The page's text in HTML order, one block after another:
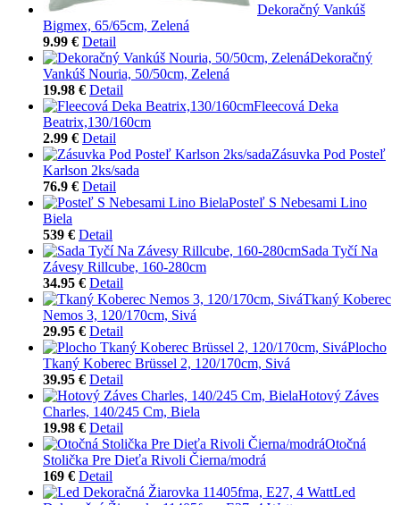
Dekoračný Vankúš
Bigmex, 65/65cm, Zelená
9.99 € Detail
Dekoračný
Vankúš Nouria, 50/50cm, Zelená
19.98 € Detail
Fleecová Deka
Beatrix,130/160cm
2.99 € Detail
Zásuvka Pod Posteľ
Karlson 2ks/sada
76.9 € Detail
Posteľ S Nebesami Lino
Biela
539 € Detail
Sada Tyčí Na
Závesy Rillcube, 160-280cm
34.95 € Detail
Tkaný Koberec
Nemos 3, 120/170cm, Sivá
29.95 € Detail
Plocho
Tkaný Koberec Brüssel 2, 120/170cm, Sivá
39.95 € Detail
Hotový Záves
Charles, 140/245 Cm, Biela
19.98 € Detail
Otočná
Stolička Pre Dieťa Rivoli Čierna/modrá
169 € Detail
Led